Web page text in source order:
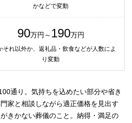
かなどで変動
90万円～ 190万円
それ以外か、返礼品・飲食などが人数によ
り変動
通り。気持ちを込めたい部分や省き
家と相談しながら適正価格を見出す
きかない葬儀のこと。納得・満足の